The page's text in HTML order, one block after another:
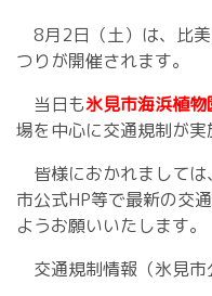
8月2日（土）は、比
つりが開催されます。
当日も氷見市海浜植物
場を中心に交通規制が実
皆様におかれましては
市公式HP等で最新の交
ようお願いいたします。
交通規制情報（氷見市